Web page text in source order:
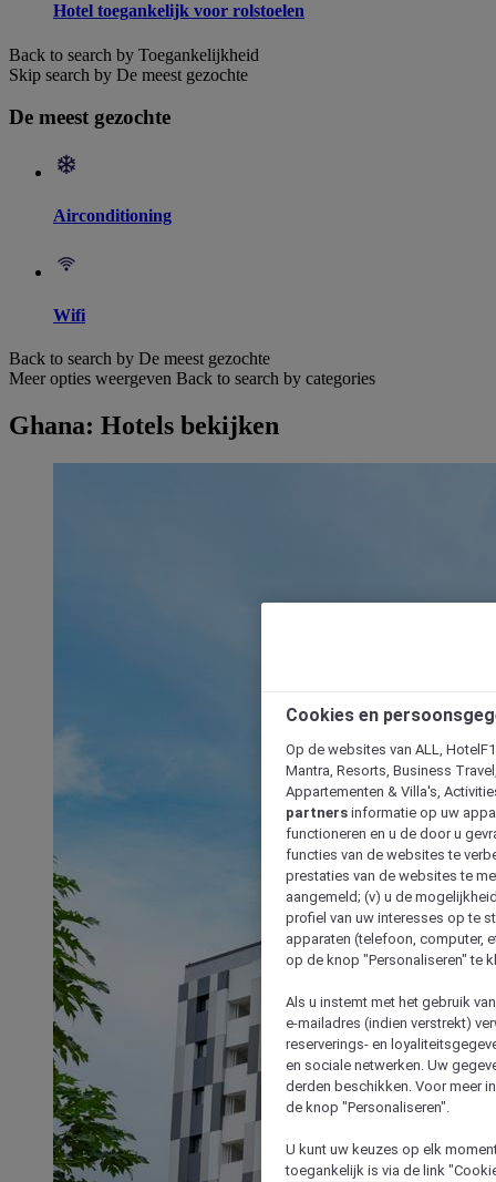
Hotel toegankelijk voor rolstoelen
Back to search by Toegankelijkheid
Skip search by De meest gezochte
De meest gezochte
Airconditioning
Wifi
Back to search by De meest gezochte
Meer opties weergeven Back to search by categories
Ghana: Hotels bekijken
Cookies en
Op de websites van ALL,
Mantra, Resorts, Business
Appartementen & Villa's,
partners informatie op uw
functioneren en u de door u
functies van de websites te
prestaties van de websites te
aangemeld; (v) u de
profiel van uw interesses op te
apparaten (telefoon, computer,
op de knop "Personaliseren" te
Als u instemt met het gebruik
e-mailadres (indien verstrekt)
reserverings- en
en sociale netwerken. Uw
derden beschikken. Voor meer
de knop "Personaliseren".
U kunt uw keuzes op elk
toegankelijk is via de link